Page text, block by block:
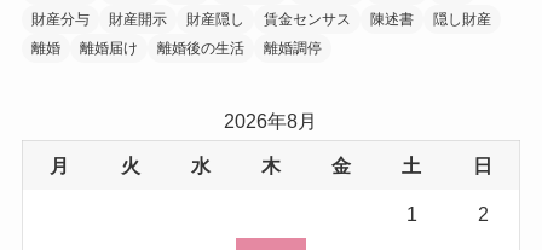
財産分与
財産開示 財産隠し 賃金センサス 陳述書
隠し財産
離婚
離婚届け 離婚後の生活 離婚調停
2026年8月
月 火 水 木 金 土 日
1 2